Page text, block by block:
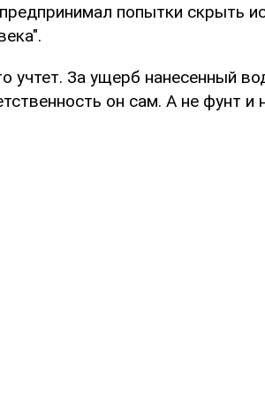
попытки скрыть
учтет. За ущерб нанесенный
он сам. А не фунт и